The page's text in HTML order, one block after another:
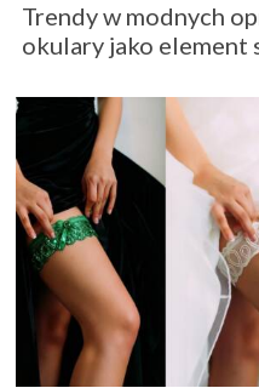
Trendy w modnych
okulary jako